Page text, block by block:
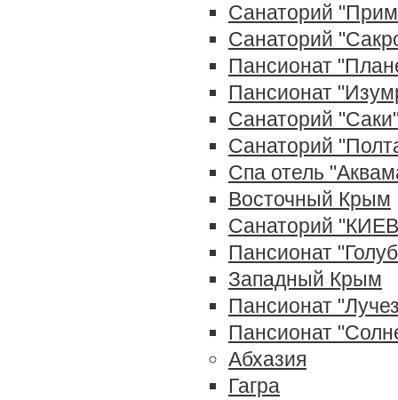
Санаторий
Санаторий
Пансионат
Пансионат
Санаторий
Санаторий
Cпа отель
Восточный Крым
Санаторий
Пансионат
Западный Крым
Пансионат
Пансионат
Абхазия
Гагра